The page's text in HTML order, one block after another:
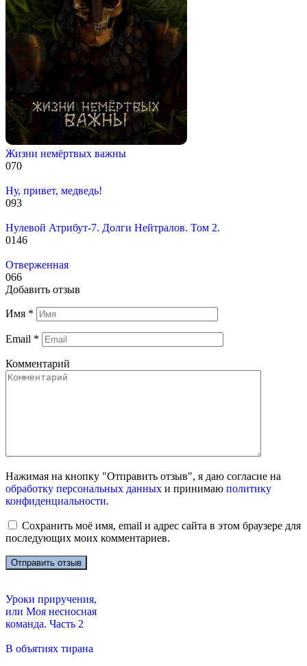
Жизни немёртвых важны
070
Ну, привет, медведь!
093
Нулевой Атрибут-7. Долги Нейтралов. Том 2.
0146
Отверженная
066
Добавить отзыв
Имя *
Email *
Комментарий
Нажимая на кнопку "Отправить отзыв", я даю согласие на
обработку персональных данных и принимаю политику
конфиденциальности.
Сохранить моё имя, email и адрес сайта в этом браузере для
последующих моих комментариев.
Уроки приручения,
или Моя несносная
команда. Часть 2
В объятиях тирана